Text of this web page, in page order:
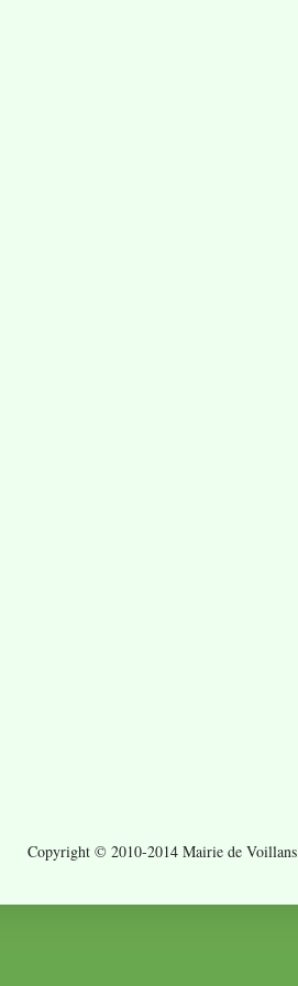
Copyright © 2010-2014 Mairie de